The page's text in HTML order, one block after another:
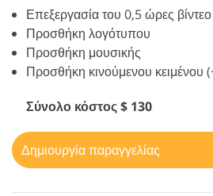
Επεξεργασία του 0,5 ώρες
Προσθήκη λογότυπου
Προσθήκη μουσικής
Προσθήκη κινούμενου κειμένου
Σύνολο κόστος $ 130
Δημιουργία παραγγελίας